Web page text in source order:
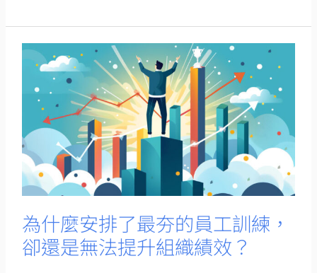
為什麼安排了最夯的員工訓練，
卻還是無法提升組織績效？
為
排
了
夯
員
工